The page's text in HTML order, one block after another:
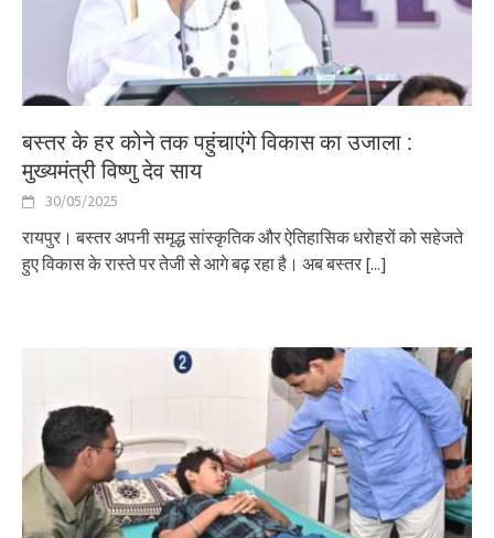
बस्तर के हर कोने तक पहुंचाएंगे विकास का उजाला :
मुख्यमंत्री विष्णु देव साय
30/05/2025
रायपुर। बस्तर अपनी समृद्ध सांस्कृतिक और ऐतिहासिक धरोहरों को सहेजते
हुए विकास के रास्ते पर तेजी से आगे बढ़ रहा है। अब बस्तर [...]